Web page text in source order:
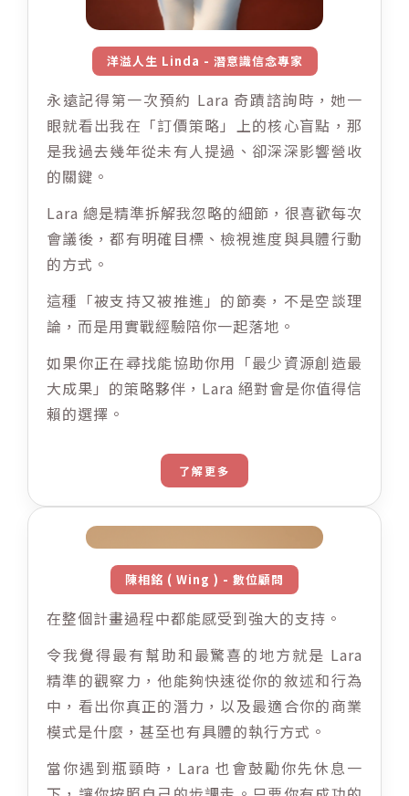
洋溢人生 Linda - 潛意識信念專家
永遠記得第一次預約 Lara 奇蹟諮詢時，她一
眼就看出我在「訂價策略」上的核心盲點，那
是我過去幾年從未有人提過、卻深深影響營收
的關鍵。
Lara 總是精準拆解我忽略的細節，很喜歡每次
會議後，都有明確目標、檢視進度與具體行動
的方式。
這種「被支持又被推進」的節奏，不是空談理
論，而是用實戰經驗陪你一起落地。
如果你正在尋找能協助你用「最少資源創造最
大成果」的策略夥伴，Lara 絕對會是你值得信
賴的選擇。
了解更多
陳相銘 ( Wing ) - 數位顧問
在整個計畫過程中都能感受到強大的支持。
令我覺得最有幫助和最驚喜的地方就是 Lara
精準的觀察力，他能夠快速從你的敘述和行為
中，看出你真正的潛力，以及最適合你的商業
模式是什麼，甚至也有具體的執行方式。
當你遇到瓶頸時，Lara 也會鼓勵你先休息一